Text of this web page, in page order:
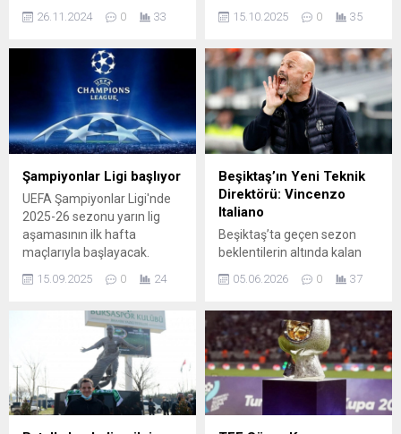
hakemleri şu şekilde: AZ
Alkmaar - Galatasaray:
Beşiktaş - Maccabi Tel Aviv:
Simone Sozza (İtalya)
Slavia Prag - Fenerbahçe:
Sascha Stegemann
(Almanya) Ayrıntılar
geliyor...
26.11.2024 0 33
milli kaleci Uğurcan Çakır,
Trabzonspor'da forma
ettiği gelir üzerinden
tahakkuk eden 22 milyon
714 bin 624 TL vergi ile
Trabzon'da 3'üncü sırada
yer aldı.
15.10.2025 0 35
Şampiyonlar Ligi başlıyor
UEFA Şampiyonlar Ligi'nde
2025-26 sezonu yarın lig
aşamasının ilk hafta
maçlarıyla başlayacak.
düzeyindeki en önemli
haftasında, yarın 6 maç
oynanacak. Turnuvadaki tek
Türk temsilcisi Galatasaray,
18 Eylül ...
15.09.2025 0 24
Beşiktaş’ın Yeni Teknik
Direktörü: Vincenzo
Italiano
Beşiktaş’ta geçen sezon
beklentilerin altında kalan
kulüp yönetimi hızlı bir
Yalçın’ın ayrılığı sonrası
futbol direktörlüğüne Önder
Özen getirildi ve teknik
adam arayışları yoğunlaştı.
Yapılan görüşmelerin
ardından siyah-beyazlıların
05.06.2026 0 37